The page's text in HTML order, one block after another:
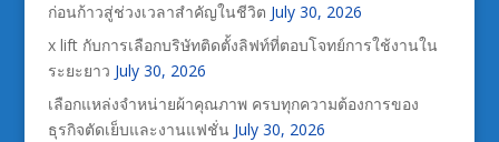
ก่อนก้าวสู่ช่วงเวลาสำคัญในชีวิต July 30, 2026
x lift กับการเลือกบริษัทติดตั้งลิฟท์ที่ตอบโจทย์การใช้งานใน
ระยะยาว July 30, 2026
เลือกแหล่งจำหน่ายผ้าคุณภาพ ครบทุกความต้องการของ
ธุรกิจตัดเย็บและงานแฟชั่น July 30, 2026